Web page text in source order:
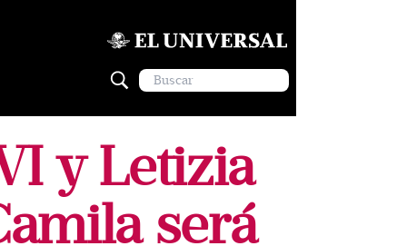
y Letizia
será